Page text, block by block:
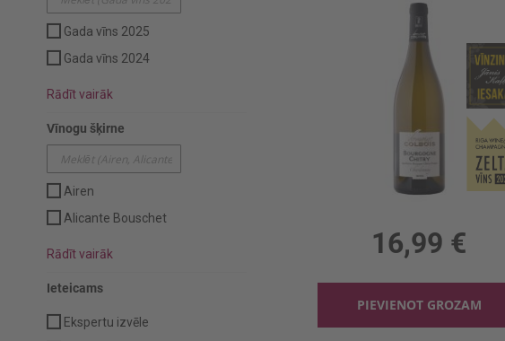
16,99 €
PIEVIENOT GROZAM
Gada vīns 2025
Gada vīns 2024
Rādīt vairāk
Vīnogu šķirne
Airen
Alicante Bouschet
Rādīt vairāk
Ieteicams
Ekspertu izvēle